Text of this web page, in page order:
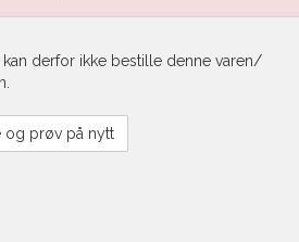
derfor ikke bestille denne varen/
prøv på nytt